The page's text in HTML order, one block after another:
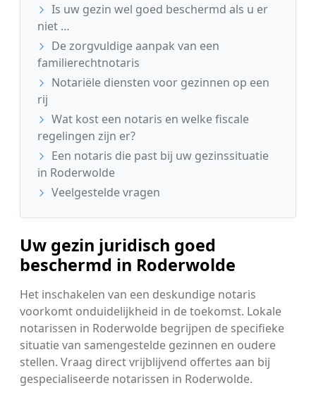
Is uw gezin wel goed beschermd als u er
niet …
De zorgvuldige aanpak van een
familierechtnotaris
Notariële diensten voor gezinnen op een
rij
Wat kost een notaris en welke fiscale
regelingen zijn er?
Een notaris die past bij uw gezinssituatie
in Roderwolde
Veelgestelde vragen
Uw gezin juridisch goed
beschermd in Roderwolde
Het inschakelen van een deskundige notaris
voorkomt onduidelijkheid in de toekomst. Lokale
notarissen in Roderwolde begrijpen de specifieke
situatie van samengestelde gezinnen en oudere
stellen. Vraag direct vrijblijvend offertes aan bij
gespecialiseerde notarissen in Roderwolde.